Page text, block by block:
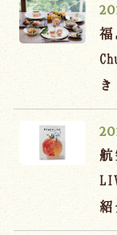
福
航
お知らせ
お問い合わせ
予約確認・
キャンセル
宿泊約款
オンライン
吉川屋×温